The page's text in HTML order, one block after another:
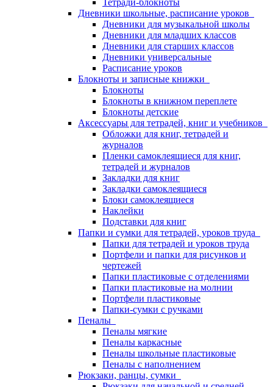
Тетради-блокноты
Дневники школьные, расписание уроков
Дневники для музыкальной школы
Дневники для младших классов
Дневники для старших классов
Дневники универсальные
Расписание уроков
Блокноты и записные книжки
Блокноты
Блокноты в книжном переплете
Блокноты детские
Аксессуары для тетрадей, книг и учебников
Обложки для книг, тетрадей и
журналов
Пленки самоклеящиеся для книг,
тетрадей и журналов
Закладки для книг
Закладки самоклеящиеся
Блоки самоклеящиеся
Наклейки
Подставки для книг
Папки и сумки для тетрадей, уроков труда
Папки для тетрадей и уроков труда
Портфели и папки для рисунков и
чертежей
Папки пластиковые с отделениями
Папки пластиковые на молнии
Портфели пластиковые
Папки-сумки с ручками
Пеналы
Пеналы мягкие
Пеналы каркасные
Пеналы школьные пластиковые
Пеналы с наполнением
Рюкзаки, ранцы, сумки